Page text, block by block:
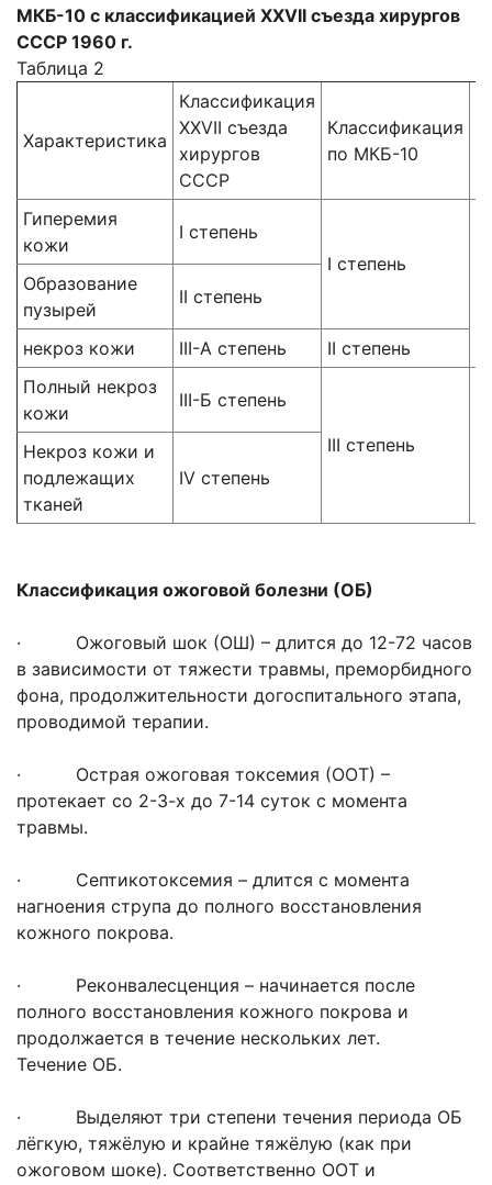
МКБ-10 с классификацией XXVII съезда хирургов
СССР 1960 г.
Таблица 2
Характеристика
Классификация
XXVII съезда
хирургов
СССР
Классификация
по МКБ-10
Гиперемия
кожи
І степень
І степень
Образование
пузырей
ІІ степень
некроз кожи ІІІ-А степень
ІІ степень
Полный некроз
кожи
ІІІ-Б степень
ІІІ степень
Некроз кожи и
подлежащих
тканей
IV степень
Классификация ожоговой болезни (ОБ)
· Ожоговый шок (ОШ) – длится до 12-72 часов
в зависимости от тяжести травмы, преморбидного
фона, продолжительности догоспитального этапа,
проводимой терапии.
· Острая ожоговая токсемия (ООТ) –
протекает со 2-3-х до 7-14 суток с момента
травмы.
· Септикотоксемия – длится с момента
нагноения струпа до полного восстановления
кожного покрова.
· Реконвалесценция – начинается после
полного восстановления кожного покрова и
продолжается в течение нескольких лет.
Течение ОБ.
· Выделяют три степени течения периода ОБ
лёгкую, тяжёлую и крайне тяжёлую (как при
ожоговом шоке). Соответственно ООТ и